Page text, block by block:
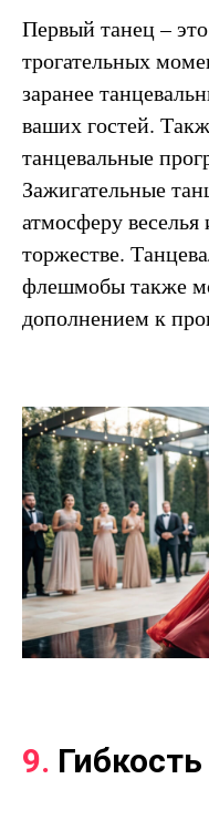
Первый танец –
трогательных
заранее
ваших гостей.
танцевальные
Зажигательные
атмосферу
торжестве.
флешмобы также
дополнением к
9.